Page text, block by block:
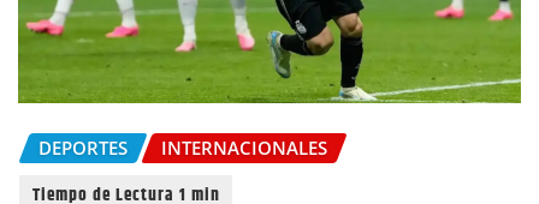
DEPORTES INTERNACIONALES